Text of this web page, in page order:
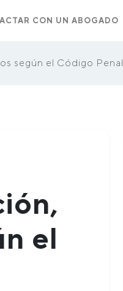
CON UN ABOGADO
según el Código Penal
el